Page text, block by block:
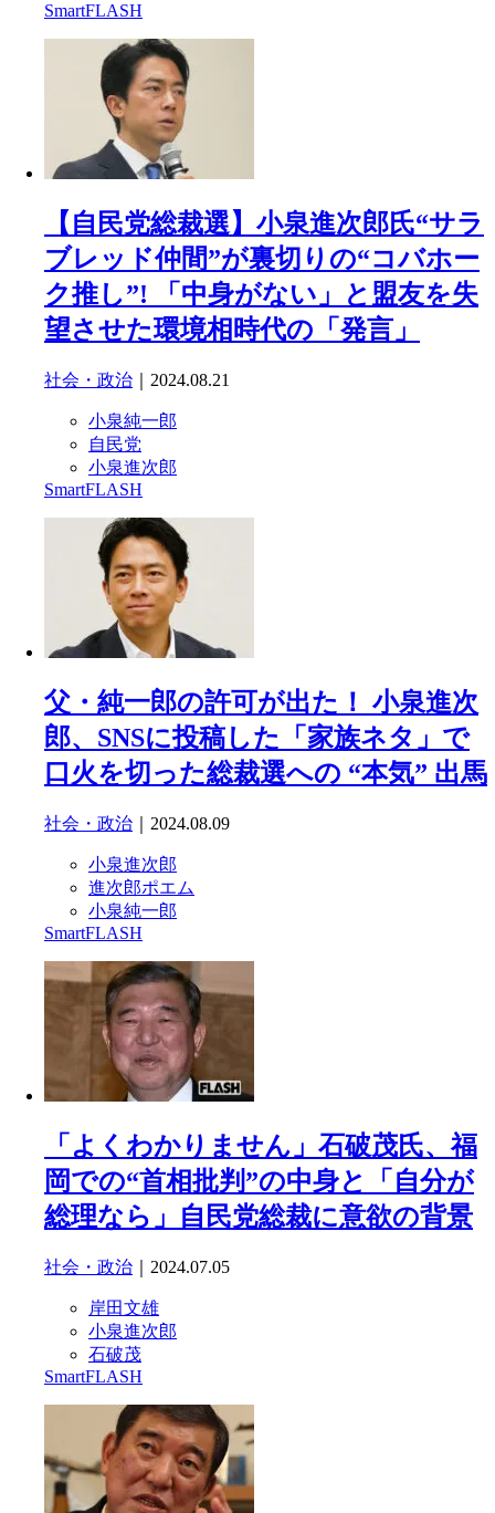
SmartFLASH
【自民党総裁選】小泉進次郎氏“サラ
ブレッド仲間”が裏切りの“コバホー
ク推し”! 「中身がない」と盟友を失
望させた環境相時代の「発言」
社会・政治 ｜2024.08.21
小泉純一郎
自民党
小泉進次郎
SmartFLASH
父・純一郎の許可が出た！ 小泉進次
郎、SNSに投稿した「家族ネタ」で
口火を切った総裁選への “本気” 出馬
社会・政治 ｜2024.08.09
小泉進次郎
進次郎ポエム
小泉純一郎
SmartFLASH
「よくわかりません」石破茂氏、福
岡での“首相批判”の中身と「自分が
総理なら」自民党総裁に意欲の背景
社会・政治 ｜2024.07.05
岸田文雄
小泉進次郎
石破茂
SmartFLASH